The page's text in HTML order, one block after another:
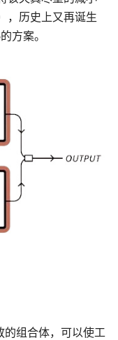
，历史上又再诞生
方案。
的组合体，可以使工